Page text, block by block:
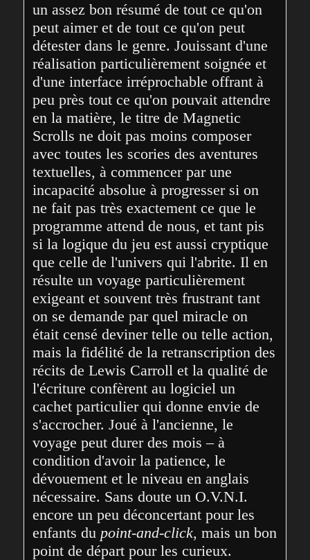
un assez bon résumé de tout ce qu'on
peut aimer et de tout ce qu'on peut
détester dans le genre. Jouissant d'une
réalisation particulièrement soignée et
d'une interface irréprochable offrant à
peu près tout ce qu'on pouvait attendre
en la matière, le titre de Magnetic
Scrolls ne doit pas moins composer
avec toutes les scories des aventures
textuelles, à commencer par une
incapacité absolue à progresser si on
ne fait pas très exactement ce que le
programme attend de nous, et tant pis
si la logique du jeu est aussi cryptique
que celle de l'univers qui l'abrite. Il en
résulte un voyage particulièrement
exigeant et souvent très frustrant tant
on se demande par quel miracle on
était censé deviner telle ou telle action,
mais la fidélité de la retranscription des
récits de Lewis Carroll et la qualité de
l'écriture confèrent au logiciel un
cachet particulier qui donne envie de
s'accrocher. Joué à l'ancienne, le
voyage peut durer des mois – à
condition d'avoir la patience, le
dévouement et le niveau en anglais
nécessaire. Sans doute un O.V.N.I.
encore un peu déconcertant pour les
enfants du point-and-click, mais un bon
point de départ pour les curieux.